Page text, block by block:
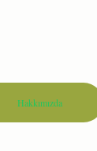
Hakkımızda